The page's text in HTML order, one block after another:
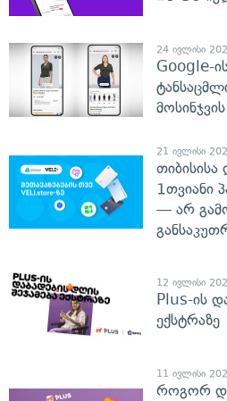
24 ივლისი
Google-
21 ივლისი
1თვიანი
— არ
12 ივლისი
Plus-ის
ექსტრაზე
11 ივლისი
როგორ